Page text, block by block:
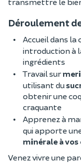
Déroulement
Accueil dans la
introduction à
ingrédients
Travail sur
utilisant du
obtenir une
craquante
Apprenez à
qui apporte
minérale à vos
Venez vivre une